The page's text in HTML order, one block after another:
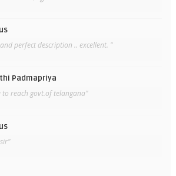
perfect description .. excellent. "
Padmapriya
to reach govt.of telangana"